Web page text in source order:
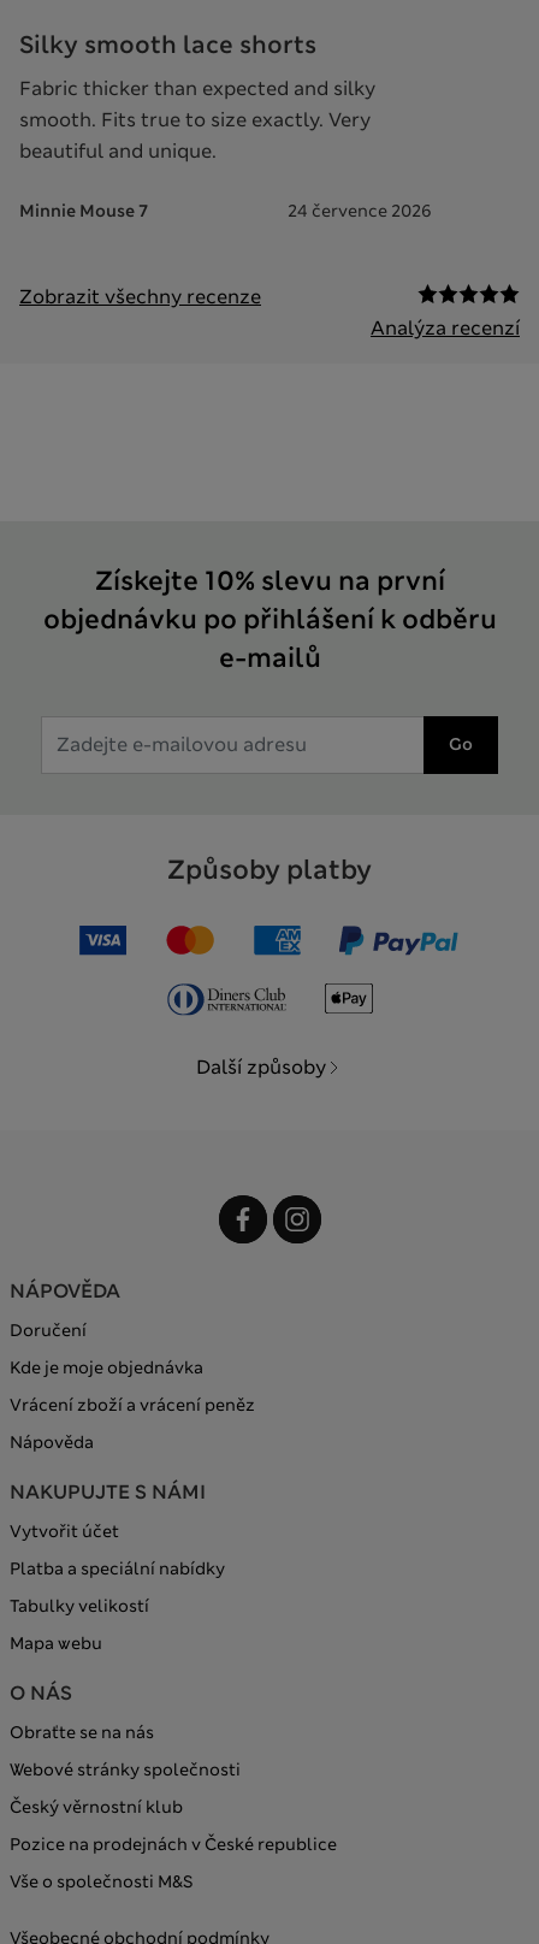
Silky smooth lace shorts
Fabric thicker than expected and silky
smooth. Fits true to size exactly. Very
beautiful and unique.
Minnie Mouse 7 24 července 2026
Zobrazit všechny recenze
Analýza recenzí
Získejte 10% slevu na první
objednávku po přihlášení k odběru
e-mailů
Go
Způsoby platby
Další způsoby
NÁPOVĚDA
Doručení
Kde je moje objednávka
Vrácení zboží a vrácení peněz
Nápověda
NAKUPUJTE S NÁMI
Vytvořit účet
Platba a speciální nabídky
Tabulky velikostí
Mapa webu
O NÁS
Obraťte se na nás
Webové stránky společnosti
Český věrnostní klub
Pozice na prodejnách v České republice
Vše o společnosti M&S
Všeobecné obchodní podmínky